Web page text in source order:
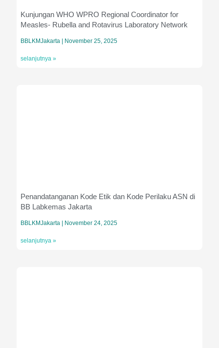
Kunjungan WHO WPRO Regional Coordinator for
Measles- Rubella and Rotavirus Laboratory Network
BBLKMJakarta November 25, 2025
selanjutnya »
Penandatanganan Kode Etik dan Kode Perilaku ASN di
BB Labkemas Jakarta
BBLKMJakarta November 24, 2025
selanjutnya »